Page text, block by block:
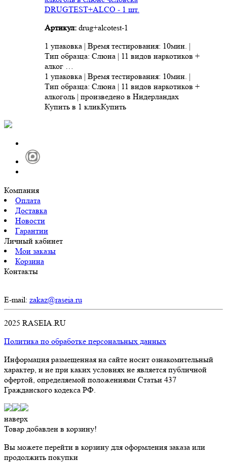
DRUGTEST+ALCO - 1 шт.
Артикул: drug+alcotest-1
1 упаковка | Время тестирования: 10мин. |
Тип образца: Слюна | 11 видов наркотиков +
алког …
1 упаковка | Время тестирования: 10мин. |
Тип образца: Слюна | 11 видов наркотиков +
алкоголь | произведено в Нидерландах
Купить в 1 кликКупить
Компания
Оплата
Доставка
Новости
Гарантии
Личный кабинет
Мои заказы
Корзина
Контакты
E-mail: zakaz@raseia.ru
2025 RASEIA.RU
Политика по обработке персональных данных
Информация размещенная на сайте носит ознакомительный
характер, и не при каких условиях не является публичной
офертой, определяемой положениями Статьи 437
Гражданского кодекса РФ.
наверх
Товар добавлен в корзину!
Вы можете перейти в корзину для оформления заказа или
продолжить покупки